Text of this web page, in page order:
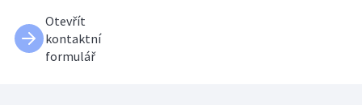
Otevřít
kontaktní
formulář